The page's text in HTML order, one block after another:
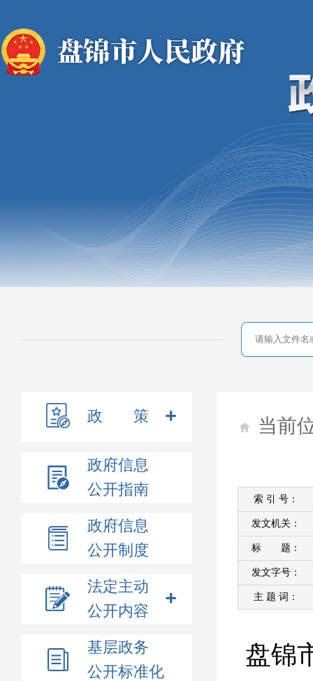
政 策
政府信息
公开指南
政府信息
公开制度
法定主动
公开内容
基层政务
公开标准化
当前
索 引 号：
发文机关：
标 题：
发文字号：
主 题 词：
盘锦